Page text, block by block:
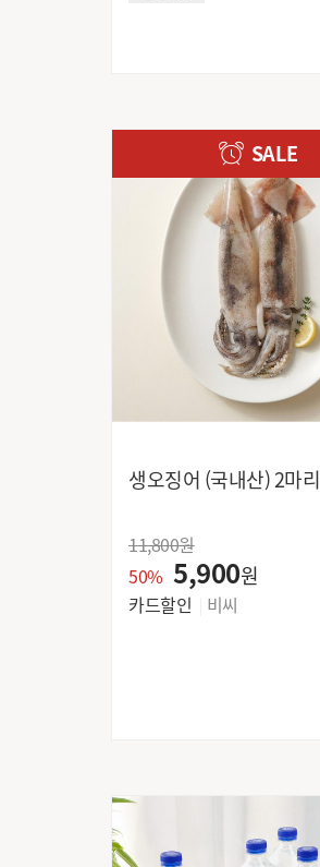
SALE
생오징어 (국내산) 2마리
11,800원
50% 5,900원
카드할인 비씨